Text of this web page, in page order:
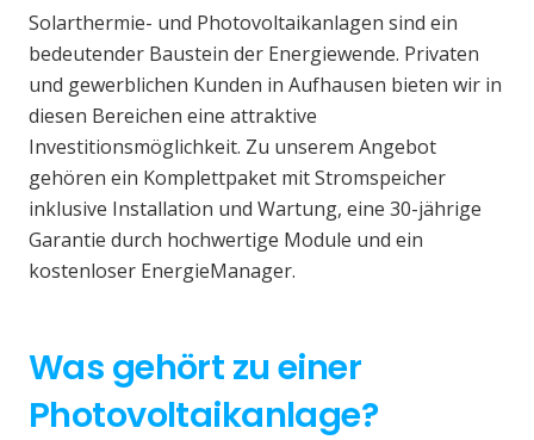
Solarthermie- und Photovoltaikanlagen sind ein
bedeutender Baustein der Energiewende. Privaten
und gewerblichen Kunden in Aufhausen bieten wir in
diesen Bereichen eine attraktive
Investitionsmöglichkeit. Zu unserem Angebot
gehören ein Komplettpaket mit Stromspeicher
inklusive Installation und Wartung, eine 30-jährige
Garantie durch hochwertige Module und ein
kostenloser EnergieManager.
Was gehört zu einer
Photovoltaikanlage?